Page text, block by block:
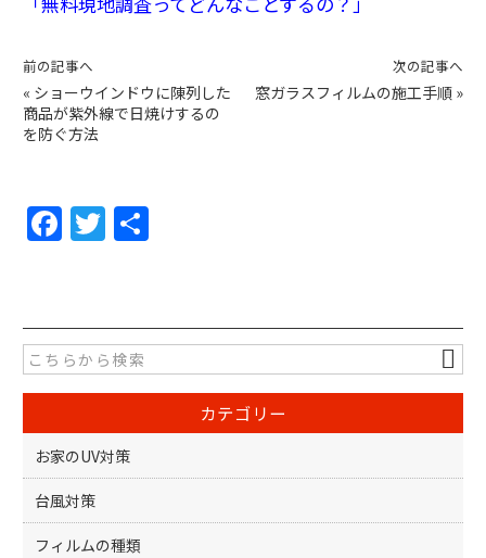
前の記事へ
« ショーウインドウに陳列した
商品が紫外線で日焼けするの
を防ぐ方法
次の記事へ
窓ガラスフィルムの施工手順 »
F
a
e
b
o
o
k
T
w
er
カテゴリー
お家のUV対策
台風対策
フィルムの種類